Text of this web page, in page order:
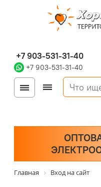
+7 903-531-31-40
+7 903-531-31-40
Главная Вход на сайт